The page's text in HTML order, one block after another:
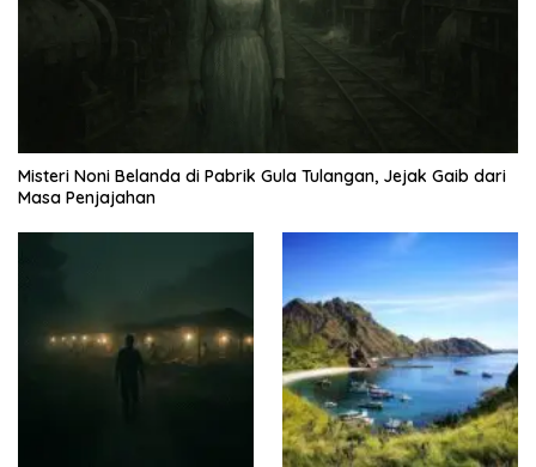
Misteri Noni Belanda di Pabrik Gula Tulangan, Jejak Gaib dari
Masa Penjajahan